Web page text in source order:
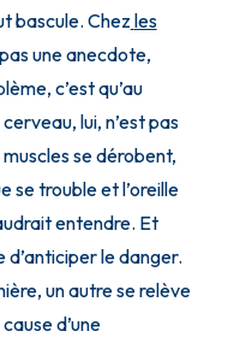
bascule. Chezles
une anecdote,
c’est qu’au
lui, n’est pas
se dérobent,
se trouble et l’oreille
entendre. Et
le danger.
un autre se relève
d’une